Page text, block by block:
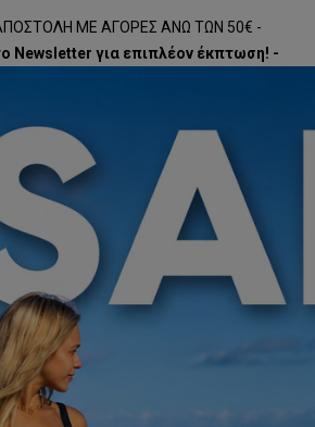
ΜΕ ΑΓΟΡΕΣ ΑΝΩ ΤΩΝ 50€ -
Newsletter για επιπλέον έκπτωση! -